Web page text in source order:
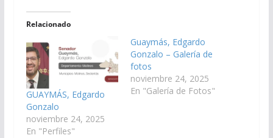
Relacionado
GUAYMÁS, Edgardo
Gonzalo
noviembre 24, 2025
En "Perfiles"
Guaymás, Edgardo
Gonzalo – Galería de
fotos
noviembre 24, 2025
En "Galería de Fotos"